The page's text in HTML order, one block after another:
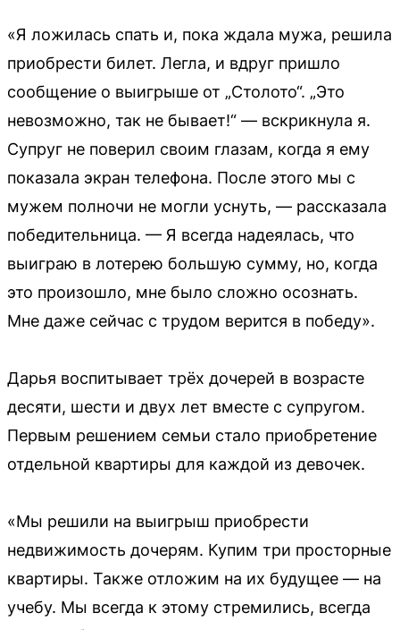
«Я ложилась спать и, пока ждала мужа, решила
приобрести билет. Легла, и вдруг пришло
сообщение о выигрыше от „Столото“. „Это
невозможно, так не бывает!“ — вскрикнула я.
Супруг не поверил своим глазам, когда я ему
показала экран телефона. После этого мы с
мужем полночи не могли уснуть, — рассказала
победительница. — Я всегда надеялась, что
выиграю в лотерею большую сумму, но, когда
это произошло, мне было сложно осознать.
Мне даже сейчас с трудом верится в победу».
Дарья воспитывает трёх дочерей в возрасте
десяти, шести и двух лет вместе с супругом.
Первым решением семьи стало приобретение
отдельной квартиры для каждой из девочек.
«Мы решили на выигрыш приобрести
недвижимость дочерям. Купим три просторные
квартиры. Также отложим на их будущее — на
учебу. Мы всегда к этому стремились, всегда